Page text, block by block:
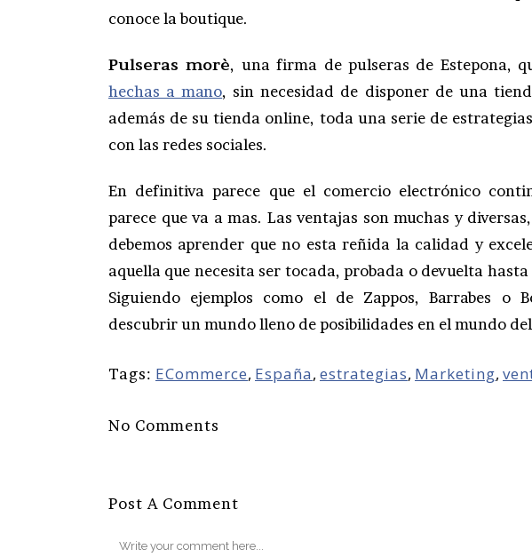
conoce la boutique.
Pulseras morè, una firma de pulseras de Estepona,
hechas a mano, sin necesidad de disponer de una
además de su tienda online, toda una serie de
con las redes sociales.
En definitiva parece que el comercio electrónico
parece que va a mas. Las ventajas son muchas y
debemos aprender que no esta reñida la calidad y
aquella que necesita ser tocada, probada o devuelta
Siguiendo ejemplos como el de Zappos, Barrabes o
descubrir un mundo lleno de posibilidades en el mundo
Tags: ECommerce, España, estrategias, Marketing,
No Comments
Post A Comment